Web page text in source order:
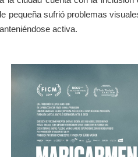
pequeña sufrió problemas
activa.